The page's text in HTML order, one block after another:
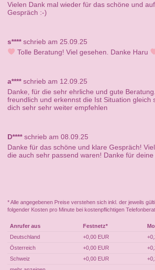
Vielen Dank mal wieder für das schöne und
Gespräch :-)
s****schrieb am 25.09.25
Tolle Beratung! Viel gesehen. Danke Haru
a****schrieb am 12.09.25
Danke, für die sehr ehrliche und gute
freundlich und erkennst die Ist Situation gleich
dich sehr sehr weiter empfehlen
D****schrieb am 08.09.25
Danke für das schöne und klare Gespräch!
die auch sehr passend waren! Danke für deine
* Alle angegebenen Preise verstehen sich inkl. der jeweils
folgender Kosten pro Minute bei kostenpflichtigen
Anrufer aus Festnetz*
Deutschland
+0,00 EUR
Österreich
+0,00 EUR
Schweiz
+0,00 EUR